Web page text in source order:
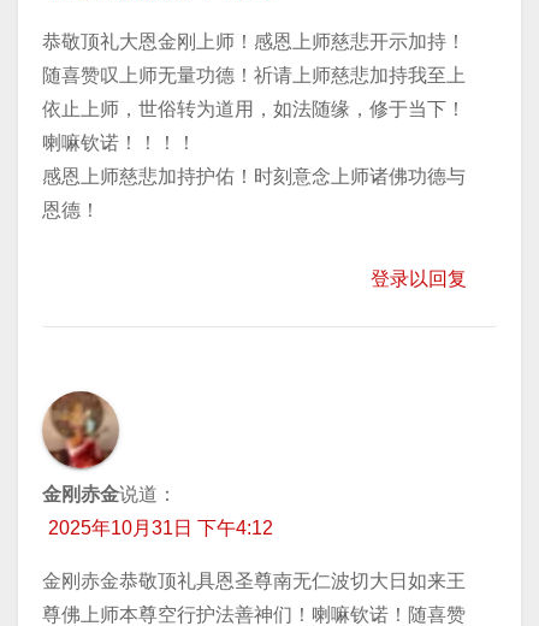
恭敬顶礼大恩金刚上师！感恩上师慈悲开示加持！
随喜赞叹上师无量功德！祈请上师慈悲加持我至上
依止上师，世俗转为道用，如法随缘，修于当下！
喇嘛钦诺！！！！
感恩上师慈悲加持护佑！时刻意念上师诸佛功德与
恩德！
登录以回复
金刚赤金说道：
2025年10月31日 下午4:12
金刚赤金恭敬顶礼具恩圣尊南无仁波切大日如来王
尊佛上师本尊空行护法善神们！喇嘛钦诺！随喜赞